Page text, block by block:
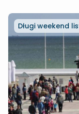
Długi weekend